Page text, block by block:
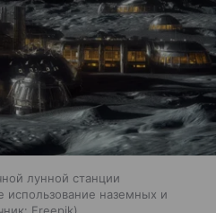
лунной станции
использование наземных и
Freepik